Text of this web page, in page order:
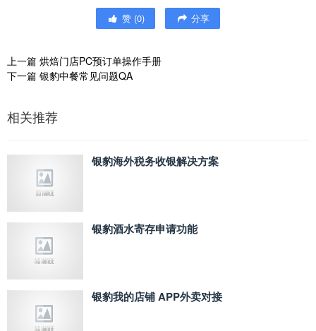
赞 (0) 分享
上一篇 烘焙门店PC预订单操作手册
下一篇 银豹中餐常见问题QA
相关推荐
银豹海外税务收银解决方案
银豹酒水寄存申请功能
银豹我的店铺 APP外卖对接